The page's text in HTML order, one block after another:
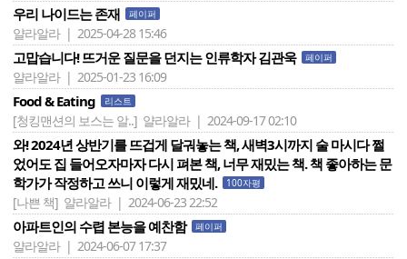
우리 나이드는 존재 페이퍼
얄라알라 | 2025-04-28 15:46
고맙습니다! 뜨거운 질문을 던지는 인류학자 김관욱 페이퍼
얄라알라 | 2025-01-23 16:09
Food & Eating 리스트
[청킹맨션의 보스는 알..] 얄라알라 | 2024-09-17 02:10
와! 2024년 상반기를 뜨겁게 달궈놓는 책, 새벽3시까지 술 마시다 쩔
었어도 집 들어오자마자 다시 펴본 책, 너무 재밌는 책. 책 좋아하는 문
학가가 작정하고 쓰니 이렇게 재밌네.
100자평
[나쁜 책] 얄라알라 | 2024-06-23 22:52
아파트인의 수렵 본능을 예찬함 페이퍼
얄라알라 | 2024-06-07 17:37